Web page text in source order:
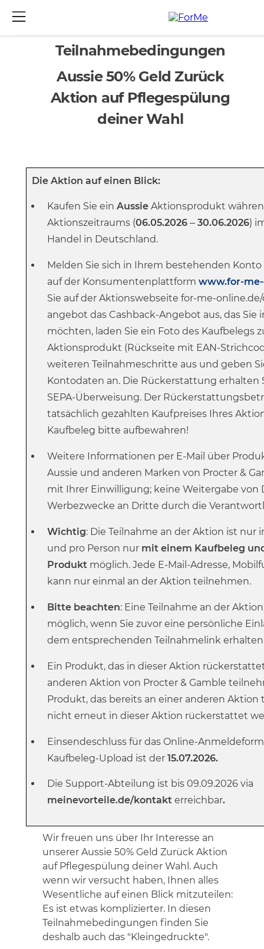
Teilnahmebedingungen
Aussie 50% Geld Zurück
Aktion auf Pflegespülung
deiner Wahl
Die Aktion auf einen Blick:
Kaufen Sie einAussie Aktionsprodukt
Aktionszeitraums (06.05.2026 –30.06.2026)
Handel in Deutschland.
Melden Sie sich in Ihrem bestehenden
auf der Konsumentenplattformwww.for-
Sie auf der Aktionswebseite for-me-
angebot das Cashback-Angebot aus, das
möchten, laden Sie ein Foto des Kaufbelegs
Aktionsprodukt (Rückseite mit EAN-
weiteren Teilnahmeschritte aus und geben
Kontodaten an. Die Rückerstattung erhalten
SEPA-Überweisung. Der
tatsächlich gezahlten Kaufpreises Ihres
Kaufbeleg bitte aufbewahren!
Weitere Informationen per E-Mail über
Aussie und anderen Marken von Procter &
mit Ihrer Einwilligung; keine Weitergabe von
Werbezwecke an Dritte durch die
Wichtig: Die Teilnahme an der Aktion ist nur
und pro Person nur mit einem Kaufbeleg
Produkt möglich. Jede E-Mail-Adresse,
kann nur einmal an der Aktion teilnehmen.
Bitte beachten: Eine Teilnahme an der
möglich, wenn Sie zuvor eine persönliche
dem entsprechenden Teilnahmelink
Ein Produkt, das in dieser Aktion
anderen Aktion von Procter & Gamble
Produkt, das bereits an einer anderen
nicht erneut in dieser Aktion rückerstattet
Einsendeschluss für das Online-
Kaufbeleg-Upload ist der15.07.2026.
Die Support-Abteilung ist bis 09.09.2026 via
meinevorteile.de/kontakterreichbar.
Wir freuen uns über Ihr Interesse an
unserer Aussie 50% Geld Zurück Aktion
auf Pflegespülung deiner Wahl. Auch
wenn wir versucht haben, Ihnen alles
Wesentliche auf einen Blick mitzuteilen:
Es ist etwas komplizierter. In diesen
Teilnahmebedingungen finden Sie
deshalb auch das "Kleingedruckte".